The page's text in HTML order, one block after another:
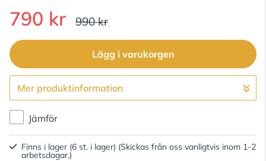
790 kr 990 kr
Lägg i varukorgen
Gå till kassan
Mer produktinformation
Jämför
Finns i lager (6 st. i lager) (Skickas från oss vanligtvis inom 1-2
arbetsdagar.)